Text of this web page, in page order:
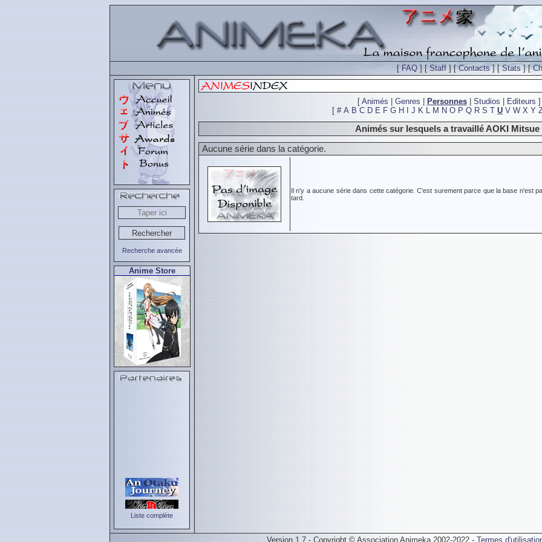
[FAQ ] [Staff ] [Contacts] [Stats] [
Recherche avancée
Anime Store
Liste complète
[ Animés Genres Personnes| Studios Editeurs ]
[ # A B C D E F G H J K L M N O P Q R S T U V W X Y
Animés sur lesquels a travaillé AOKI Mitsue
Aucune série dans la catégorie.
Il n'y a aucune série dans cette catégorie. C'est surement parce que la base n'est
tard.
Version 1.7 - Copyright © Association Animeka 2002-2022 - Termes